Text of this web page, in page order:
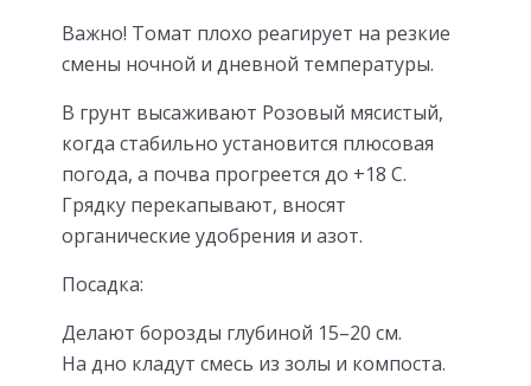
Важно! Томат плохо реагирует на резкие
смены ночной и дневной температуры.
В грунт высаживают Розовый мясистый,
когда стабильно установится плюсовая
погода, а почва прогреется до +18 C.
Грядку перекапывают, вносят
органические удобрения и азот.
Посадка:
Делают борозды глубиной 15–20 см.
На дно кладут смесь из золы и компоста.